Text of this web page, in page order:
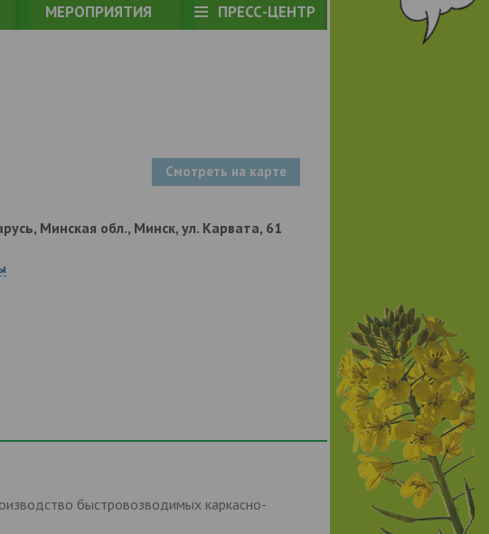
МЕРОПРИЯТИЯ ПРЕСС-ЦЕНТР
Смотреть на карте
Минская обл., Минск, ул. Карвата, 61
быстровозводимых каркасно-